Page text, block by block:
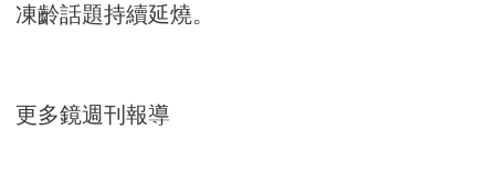
凍齡話題持續延燒。
更多鏡週刊報導